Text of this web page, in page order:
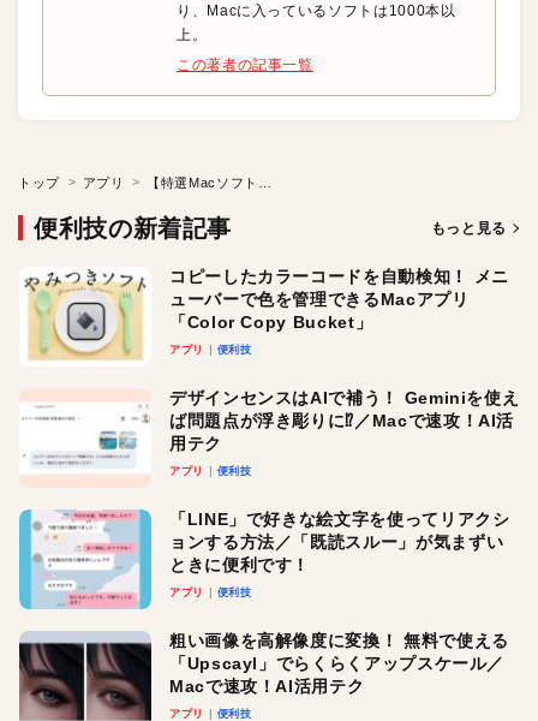
り、Macに入っているソフトは1000本以
上。
この著者の記事一覧
トップ アプリ
便利技の新着記事 もっと見る
コピーしたカラーコードを自動検知！ メニ
ューバーで色を管理できるMacアプリ
「Color Copy Bucket」
アプリ 便利技
デザインセンスはAIで補う！ Geminiを使え
ば問題点が浮き彫りに⁉︎／Macで速攻！AI活
用テク
アプリ 便利技
「LINE」で好きな絵文字を使ってリアクシ
ョンする方法／「既読スルー」が気まずい
ときに便利です！
アプリ 便利技
粗い画像を高解像度に変換！ 無料で使える
「Upscayl」でらくらくアップスケール／
Macで速攻！AI活用テク
アプリ 便利技